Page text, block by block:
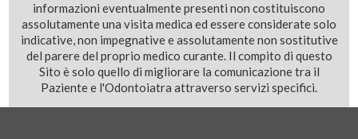
informazioni eventualmente presenti non costituiscono
assolutamente una visita medica ed essere considerate solo
indicative, non impegnative e assolutamente non sostitutive
del parere del proprio medico curante. Il compito di questo
Sito è solo quello di migliorare la comunicazione tra il
Paziente e l'Odontoiatra attraverso servizi specifici.